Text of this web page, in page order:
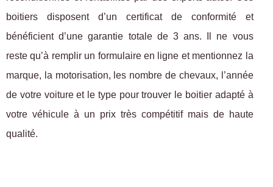
boitiers disposent d’un certificat de conformité et
bénéficient d’une garantie totale de 3 ans. Il ne vous
reste qu’à remplir un formulaire en ligne et mentionnez la
marque, la motorisation, les nombre de chevaux, l’année
de votre voiture et le type pour trouver le boitier adapté à
votre véhicule à un prix très compétitif mais de haute
qualité.